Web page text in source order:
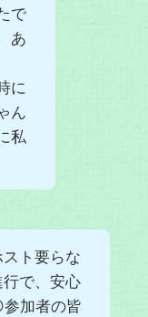
で
あ
に
ん
私
ト要らな
で、安心
参加者の皆